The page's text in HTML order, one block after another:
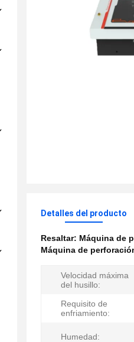
Detalles del producto
Resaltar: Máquina de
Máquina de
Velocidad máxima
del husillo:
Requisito de
enfriamiento:
Humedad: